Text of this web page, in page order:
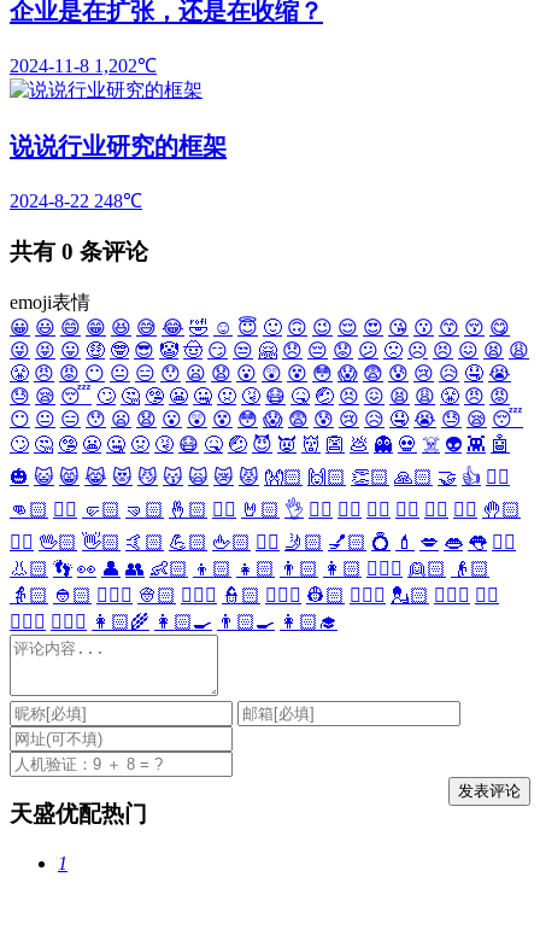
企业是在扩张，还是在收缩？
2024-11-8 1,202℃
说说行业研究的框架
2024-8-22 248℃
共有 0 条评论
emoji表情
😀 😃 😄 😁 😆 😅 😂 🤣 ☺️ 😇 🙂 🙃 😉 😌 😍 😘 😗 😙 😚 😋
😜 😝 😛 🤑 🤓 😎 🤡 🤠 😏 😒 🤗 😞 😔 😟 😕 🙁 ☹️ 😣 😖 😫 😩
😤 😠 😡 😶 😐 😑 😯 😦 😧 😮 😲 😵 😳 😱 😨 😰 😢 😥 🤤 😭
😓 😪 😴 🙄 🤔 🤥 😬 🤐 🤢 🤧 😷 🤒 🤕 😣 😖 😫 😩 😤 😠 😡
😶 😐 😑 😯 😦 😧 😮 😲 😵 😳 😱 😨 😰 😢 😥 🤤 😭 😓 😪 😴
🙄 🤔 🤥 😬 🤐 🤢 🤧 😷 🤒 🤕 😈 👿 👹 👺 💩 👻 💀 ☠️ 👽 👾 🤖
🎃 😺 😸 😹 😻 😼 😽 🙀 😿 😾 👐🏻 🙌🏻 👏🏻 🙏🏻 🤝 👍 👎🏻
👊🏻 ✊🏻 🤛🏻 🤜🏻 🤞🏻 ✌🏻 🤘🏻 👌 👈🏻 👉🏻 👆🏻 👇🏻 ☝🏻 ✋🏻 🤚🏻
🖐🏻 🖖🏻 👋🏻 🤙🏻 💪🏻 🖕🏻 ✍🏻 🤳🏻 💅🏻 💍 💄 💋 👄 👅 👂🏻
👃🏻 👣 👀 👤 👥 👶🏻 👦🏻 👧🏻 👨🏻 👩🏻 👱🏻‍♀️ 👱🏻
👴🏻
👵🏻 👲🏻 👳🏻‍♀️ 👳🏻 👮🏻‍♀️ 👮🏻 👷🏻‍♀️ 👷🏻 💂🏻‍♀️ 💂🏻 🕵🏻‍♀️ 🕵🏻
👩🏻‍⚕️ 👨🏻‍⚕️ 👩🏻‍🌾 👩🏻‍🍳 👨🏻‍🍳 👩🏻‍🎓
天盛优配热门
1